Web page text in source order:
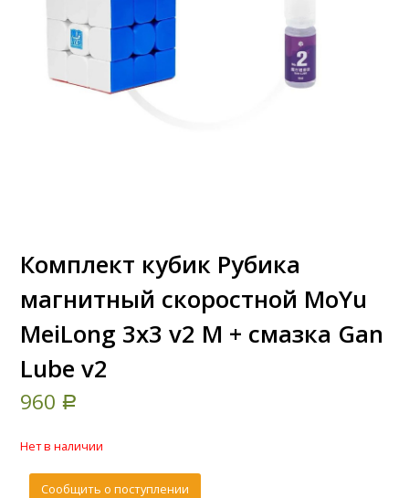
Комплект кубик Рубика
магнитный скоростной MoYu
MeiLong 3x3 v2 M + смазка Gan
Lube v2
960 Р
Нет в наличии
Сообщить о поступлении